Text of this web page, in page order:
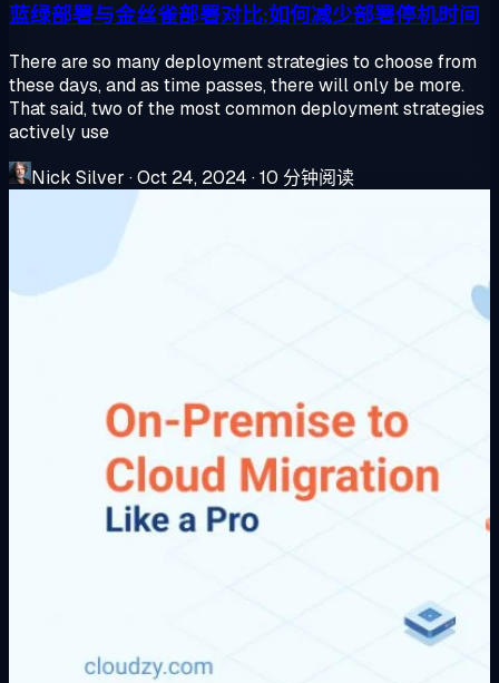
蓝绿部署与金丝雀部署对比:如何减少部署停机时间
There are so many deployment strategies to choose from
these days, and as time passes, there will only be more.
That said, two of the most common deployment strategies
actively use
Nick Silver ·Oct 24, 2024 ·10 分钟阅读